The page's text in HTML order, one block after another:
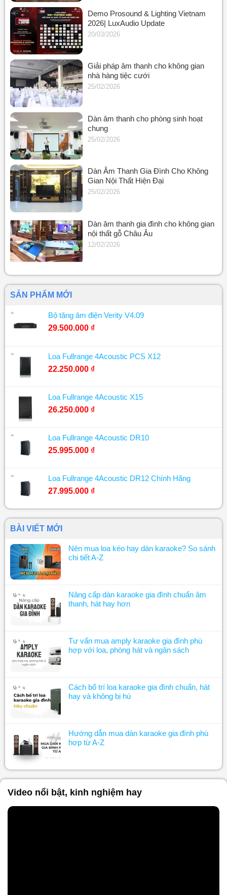
Demo Prosound & Lighting Vietnam
2026| LuxAudio Update
20/03/2026
Giải pháp âm thanh cho không gian
nhà hàng tiệc cưới
25/02/2026
Dàn âm thanh cho phòng sinh hoạt
chung
25/02/2026
Dàn Âm Thanh Gia Đình Cho Không
Gian Nội Thất Hiện Đại
25/02/2026
Dàn âm thanh gia đình cho không gian
nội thất gỗ Châu Âu
12/02/2026
SẢN PHẨM MỚI
Bộ tăng âm điện Verity V4.09
29.500.000 ₫
Loa Fullrange 4Acoustic PCS X12
22.250.000 ₫
Loa Fullrange 4Acoustic X15
26.250.000 ₫
Loa Fullrange 4Acoustic DR10
25.995.000 ₫
Loa Fullrange 4Acoustic DR12 Chính Hãng
27.995.000 ₫
BÀI VIẾT MỚI
Nên mua loa kéo hay dàn karaoke? So sánh
chi tiết A-Z
Nâng cấp dàn karaoke gia đình chuẩn âm
thanh, hát hay hơn
Tư vấn mua amply karaoke gia đình phù
hợp với loa, phòng hát và ngân sách
Cách bố trí loa karaoke gia đình chuẩn, hát
hay và không bị hú
Hướng dẫn mua dàn karaoke gia đình phù
hợp từ A-Z
Video nổi bật, kinh nghiệm hay